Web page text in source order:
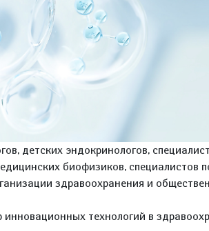
детских эндокринологов,
биофизиков, специалистов
здравоохранения и
технологий в